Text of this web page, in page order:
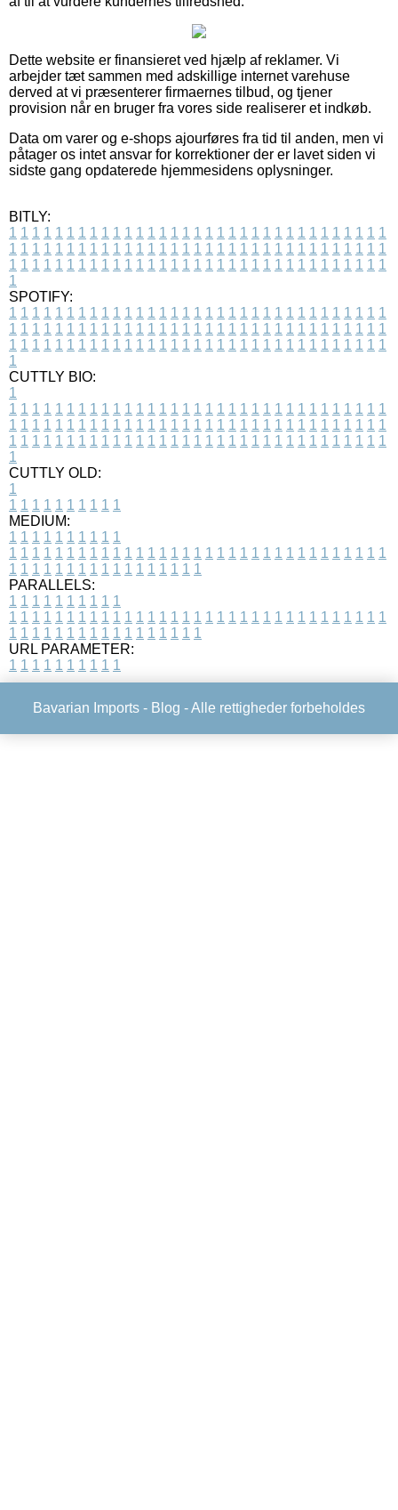
Dette website er finansieret ved hjælp af reklamer. Vi
arbejder tæt sammen med adskillige internet varehuse
derved at vi præsenterer firmaernes tilbud, og tjener
provision når en bruger fra vores side realiserer et indkøb.
Data om varer og e-shops ajourføres fra tid til anden, men vi
påtager os intet ansvar for korrektioner der er lavet siden vi
sidste gang opdaterede hjemmesidens oplysninger.
BITLY:
1 1 1 1 1 1 1 1 1 1 1 1 1 1 1 1 1 1 1 1 1 1 1 1 1 1 1 1 1 1 1 1 1
1 1 1 1 1 1 1 1 1 1 1 1 1 1 1 1 1 1 1 1 1 1 1 1 1 1 1 1 1 1 1 1 1
1 1 1 1 1 1 1 1 1 1 1 1 1 1 1 1 1 1 1 1 1 1 1 1 1 1 1 1 1 1 1 1 1
1
SPOTIFY:
1 1 1 1 1 1 1 1 1 1 1 1 1 1 1 1 1 1 1 1 1 1 1 1 1 1 1 1 1 1 1 1 1
1 1 1 1 1 1 1 1 1 1 1 1 1 1 1 1 1 1 1 1 1 1 1 1 1 1 1 1 1 1 1 1 1
1 1 1 1 1 1 1 1 1 1 1 1 1 1 1 1 1 1 1 1 1 1 1 1 1 1 1 1 1 1 1 1 1
1
CUTTLY BIO:
1
1 1 1 1 1 1 1 1 1 1 1 1 1 1 1 1 1 1 1 1 1 1 1 1 1 1 1 1 1 1 1 1 1
1 1 1 1 1 1 1 1 1 1 1 1 1 1 1 1 1 1 1 1 1 1 1 1 1 1 1 1 1 1 1 1 1
1 1 1 1 1 1 1 1 1 1 1 1 1 1 1 1 1 1 1 1 1 1 1 1 1 1 1 1 1 1 1 1 1
1
CUTTLY OLD:
1
1 1 1 1 1 1 1 1 1 1
MEDIUM:
1 1 1 1 1 1 1 1 1 1
1 1 1 1 1 1 1 1 1 1 1 1 1 1 1 1 1 1 1 1 1 1 1 1 1 1 1 1 1 1 1 1 1
1 1 1 1 1 1 1 1 1 1 1 1 1 1 1 1 1
PARALLELS:
1 1 1 1 1 1 1 1 1 1
1 1 1 1 1 1 1 1 1 1 1 1 1 1 1 1 1 1 1 1 1 1 1 1 1 1 1 1 1 1 1 1 1
1 1 1 1 1 1 1 1 1 1 1 1 1 1 1 1 1
URL PARAMETER:
1 1 1 1 1 1 1 1 1 1
Bavarian Imports - Blog - Alle rettigheder forbeholdes